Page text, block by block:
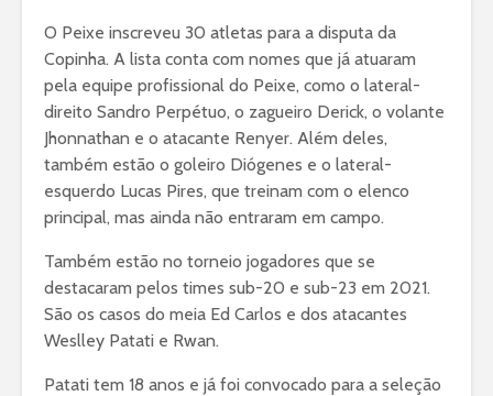
O Peixe inscreveu 30 atletas para a disputa da
Copinha. A lista conta com nomes que já atuaram
pela equipe profissional do Peixe, como o lateral-
direito Sandro Perpétuo, o zagueiro Derick, o volante
Jhonnathan e o atacante Renyer. Além deles,
também estão o goleiro Diógenes e o lateral-
esquerdo Lucas Pires, que treinam com o elenco
principal, mas ainda não entraram em campo.
Também estão no torneio jogadores que se
destacaram pelos times sub-20 e sub-23 em 2021.
São os casos do meia Ed Carlos e dos atacantes
Weslley Patati e Rwan.
Patati tem 18 anos e já foi convocado para a seleção